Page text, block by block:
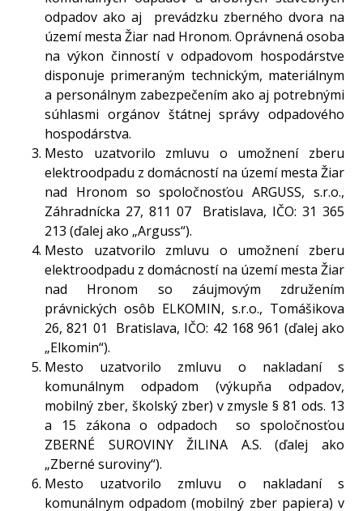
odpadov ako aj prevádzku zberného dvora na
území mesta Žiar nad Hronom. Oprávnená osoba
na výkon činností v odpadovom hospodárstve
disponuje primeraným technickým, materiálnym
a personálnym zabezpečením ako aj potrebnými
súhlasmi orgánov štátnej správy odpadového
hospodárstva.
Mesto uzatvorilo zmluvu o umožnení zberu
elektroodpadu z domácností na území mesta Žiar
nad Hronom so spoločnosťou ARGUSS, s.r.o.,
Záhradnícka 27, 811 07 Bratislava, IČO: 31 365
213 (ďalej ako „Arguss“).
Mesto uzatvorilo zmluvu o umožnení zberu
elektroodpadu z domácností na území mesta Žiar
nad Hronom so záujmovým združením
právnických osôb ELKOMIN, s.r.o., Tomášikova
26, 821 01 Bratislava, IČO: 42 168 961 (ďalej ako
„Elkomin“).
Mesto uzatvorilo zmluvu o nakladaní s
komunálnym odpadom (výkupňa odpadov,
mobilný zber, školský zber) v zmysle § 81 ods. 13
a 15 zákona o odpadoch so spoločnosťou
ZBERNÉ SUROVINY ŽILINA A.S. (ďalej ako
„Zberné suroviny“).
Mesto uzatvorilo zmluvu o nakladaní s
komunálnym odpadom (mobilný zber papiera) v